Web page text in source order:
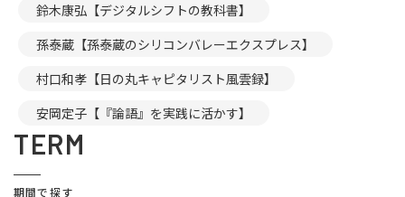
鈴木康弘【デジタルシフトの教科書】
孫泰蔵【孫泰蔵のシリコンバレーエクスプレス】
村口和孝【日の丸キャピタリスト風雲録】
安岡定子【『論語』を実践に活かす】
TERM
期間で探す